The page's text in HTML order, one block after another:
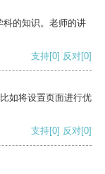
科的知识。老师的讲
支持[0] 反对[0]
如将设置页面进行优
支持[0] 反对[0]